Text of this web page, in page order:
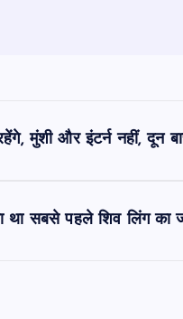
मुंशी और इंटर्न नहीं, दून
था सबसे पहले शिव लिंग